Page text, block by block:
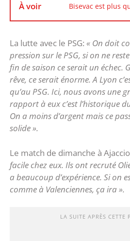
À voir Bisevac est plus
La lutte avec le PSG: « On doit
pression sur le PSG, si on ne
fin de saison ce serait un échec.
rêve, ce serait énorme.A Lyon
qu’au PSG. Ici, nous avons une
rapport à eux c’est l’historique
On a moins d’argent mais ce
solide ».
Le match de dimanche à
facile chez eux. Ils ont recruté
a beaucoup d’expérience. Si on
comme à Valenciennes, ça ira ».
LA SUITE APRÈS CETTE